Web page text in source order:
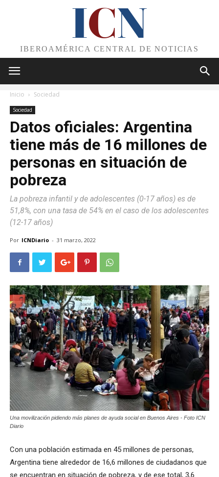
ICN
IBEROAMÉRICA CENTRAL DE NOTICIAS
Inicio Sociedad
Sociedad
Datos oficiales: Argentina
tiene más de 16 millones de
personas en situación de
pobreza
La pobreza infantil y de adolescentes (0-17 años) es de
51,8%, con una tasa de 54% en el caso de los adolescentes
(12-17 años)
Por ICNDiario - 31 marzo, 2022
Una movilización pidiendo más planes de ayuda social en Buenos Aires - Foto ICN
Diario
Con una población estimada en 45 millones de personas,
Argentina tiene alrededor de 16,6 millones de ciudadanos que
se encuentran en situación de pobreza, y de ese total, 3,6